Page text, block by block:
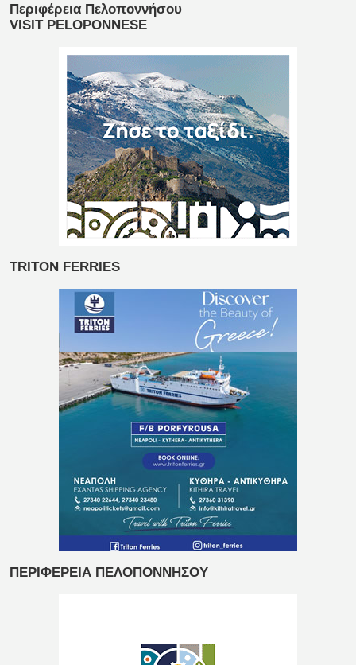
Περιφέρεια Πελοποννήσου
VISIT PELOPONNESE
TRITON FERRIES
ΠΕΡΙΦΕΡΕΙΑ ΠΕΛΟΠΟΝΝΗΣΟΥ